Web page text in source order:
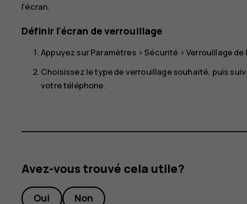
l'écran.
Définir l'écran de verrouillage
Appuyez surParamètres > Sécurité >Verrouillage de
Choisissez le type de verrouillage souhaité, puis
votre téléphone.
Avez-vous trouvé cela utile?
Oui Non